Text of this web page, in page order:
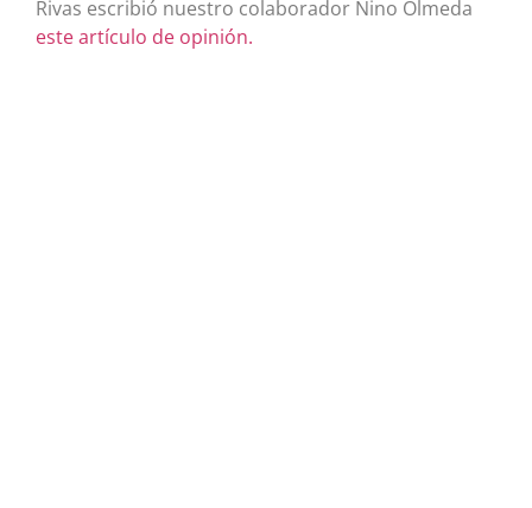
Rivas escribió nuestro colaborador Nino Olmeda
este artículo de opinión.